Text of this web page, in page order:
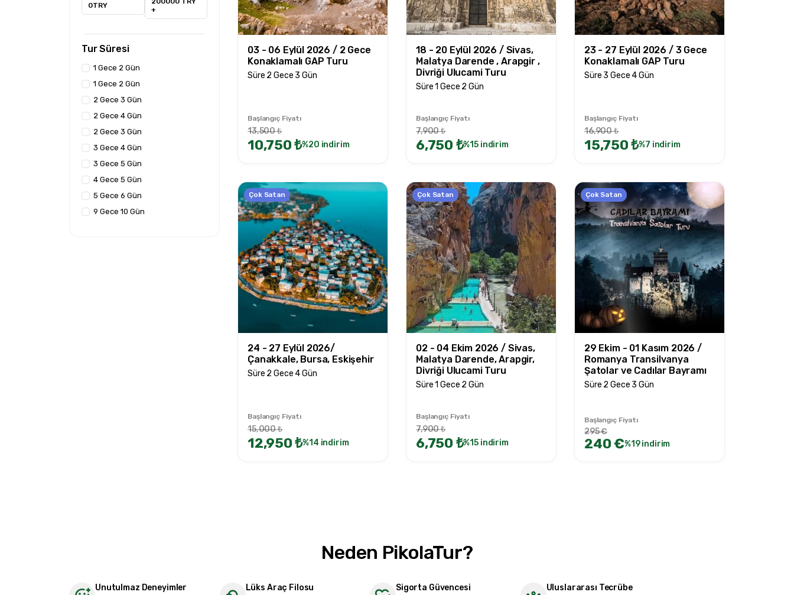
0TRY
+
Tur Süresi
1 Gece 2 Gün
1 Gece 2 Gün
2 Gece 3 Gün
2 Gece 4 Gün
2 Gece 3 Gün
3 Gece 4 Gün
3 Gece 5 Gün
4 Gece 5 Gün
5 Gece 6 Gün
9 Gece 10 Gün
03 - 06 Eylül 2026 / 2 Gece
Konaklamalı GAP Turu
Süre 2 Gece 3 Gün
Başlangıç Fiyatı
13,500 ₺
10,750 ₺%20 indirim
18 - 20 Eylül 2026 / Sivas,
Malatya Darende , Arapgir ,
Divriği Ulucami Turu
Süre 1 Gece 2 Gün
Başlangıç Fiyatı
7,900 ₺
6,750 ₺%15 indirim
23 - 27 Eylül 2026 / 3 Gece
Konaklamalı GAP Turu
Süre 3 Gece 4 Gün
Başlangıç Fiyatı
16,900 ₺
15,750 ₺%7 indirim
Çok Satan
24 - 27 Eylül 2026/
Çanakkale, Bursa, Eskişehir
Süre 2 Gece 4 Gün
Başlangıç Fiyatı
15,000 ₺
12,950 ₺%14 indirim
Çok Satan
02 - 04 Ekim 2026 / Sivas,
Malatya Darende, Arapgir,
Divriği Ulucami Turu
Süre 1 Gece 2 Gün
Başlangıç Fiyatı
7,900 ₺
6,750 ₺%15 indirim
Çok Satan
29 Ekim - 01 Kasım 2026 /
Romanya Transilvanya
Şatolar ve Cadılar Bayramı
Süre 2 Gece 3 Gün
Başlangıç Fiyatı
295 €
240 €%19 indirim
Neden PikolaTur?
Unutulmaz Deneyimler
Lüks Araç Filosu
Sigorta Güvencesi
Uluslararası Tecrübe